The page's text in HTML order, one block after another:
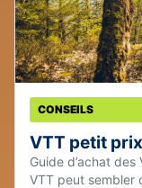
CONSEILS
VTT petit
Guide d’achat
VTT peut sembler